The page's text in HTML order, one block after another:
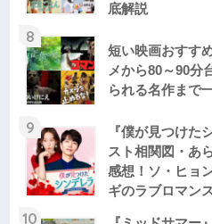
底解説
8
短い映画おすす
メから80～90分
られる名作まで
9
『僕が見つけた
スト相関図・あ
感想！ソ・ヒョ
ギのラブロマン
10